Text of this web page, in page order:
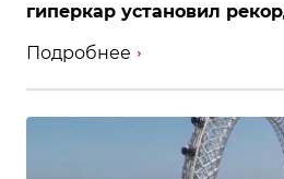
гиперкар установил
Подробнее